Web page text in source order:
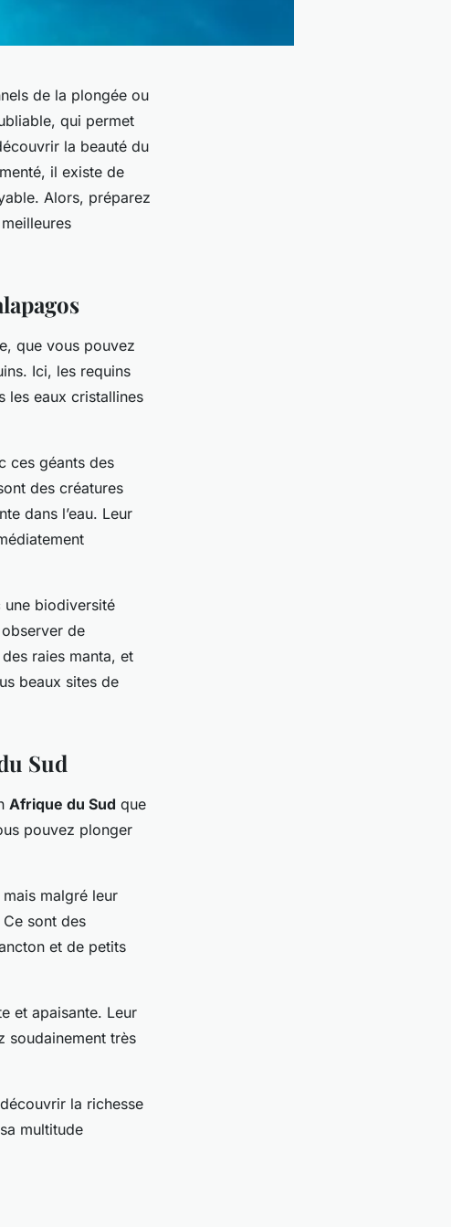
de la plongée ou
qui permet
la beauté du
il existe de
Alors, préparez
que vous pouvez
Ici, les requins
les eaux cristallines
ces géants des
des créatures
dans l’eau. Leur
une biodiversité
de
raies manta, et
beaux sites de
Sud
Afrique du Sud que
pouvez plonger
malgré leur
sont des
et de petits
et apaisante. Leur
soudainement très
la richesse
multitude